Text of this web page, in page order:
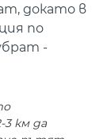
докато в
по
-
км да